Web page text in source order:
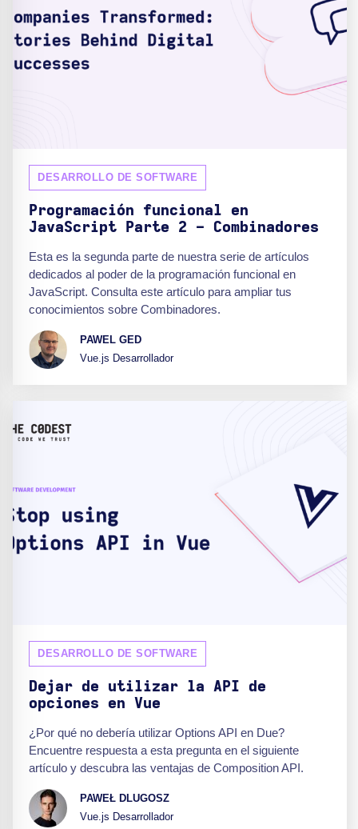
DESARROLLO DE SOFTWARE
Programación funcional en
JavaScript Parte 2 - Combinadores
Esta es la segunda parte de nuestra serie de artículos
dedicados al poder de la programación funcional en
JavaScript. Consulta este artículo para ampliar tus
conocimientos sobre Combinadores.
PAWEL GED
Vue.js Desarrollador
DESARROLLO DE SOFTWARE
Dejar de utilizar la API de
opciones en Vue
¿Por qué no debería utilizar Options API en Due?
Encuentre respuesta a esta pregunta en el siguiente
artículo y descubra las ventajas de Composition API.
PAWEŁ DLUGOSZ
Vue.js Desarrollador